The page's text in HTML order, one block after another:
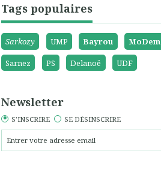
Tags populaires
Sarkozy UMP Bayrou MoDem
Sarnez
PS Delanoë UDF
Newsletter
S'INSCRIRE SE DÉSINSCRIRE